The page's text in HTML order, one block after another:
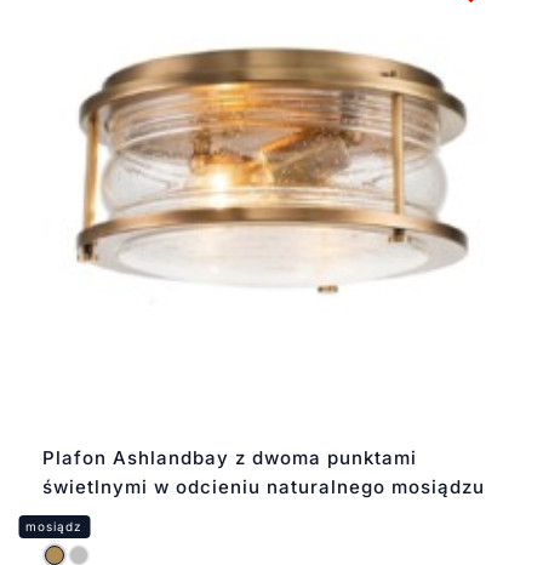
Plafon Ashlandbay z dwoma punktami
świetlnymi w odcieniu naturalnego mosiądzu